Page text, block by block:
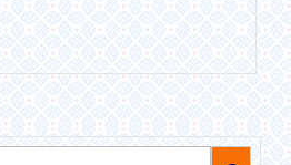
Muhammadiyah
3
Mojoagung
Perkuat
Pembinaan
Spiritual